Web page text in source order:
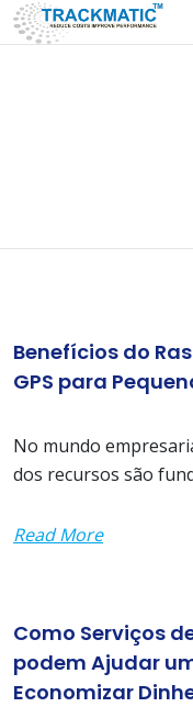
Benefícios do
GPS para
No mundo
dos recursos são
Read More
Como Serviços
podem Ajudar
Economizar